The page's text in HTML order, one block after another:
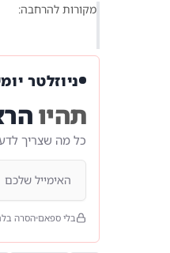
מקורות להרחבה:
ניוזלטר
תהיו
כל מה שצריך
בלי ספאם הסרה